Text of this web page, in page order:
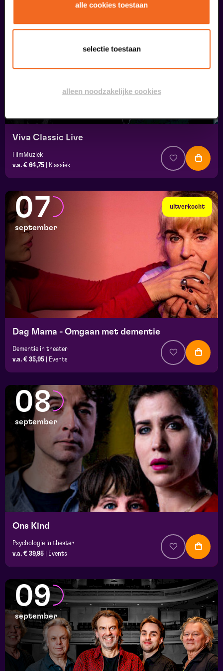
alle cookies toestaan
selectie toestaan
alleen noodzakelijke cookies
Viva Classic Live
FilmMuziek
v.a. € 64,75
Klassiek
uitverkocht
07
september
Dag Mama - Omgaan met dementie
Dementie in theater
v.a. € 35,95
Events
08
september
Ons Kind
Psychologie in theater
v.a. € 39,95
Events
09
september